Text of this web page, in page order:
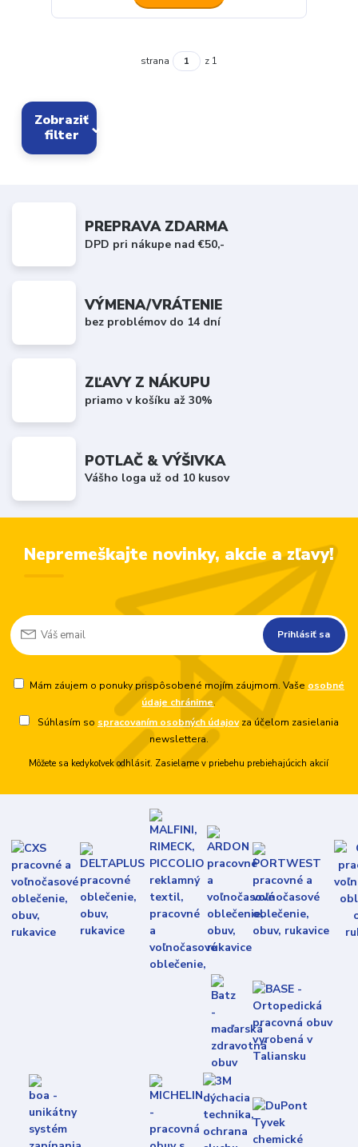
strana z 1
Zobraziť
filter
PREPRAVA ZDARMA
DPD pri nákupe nad €50,-
VÝMENA/VRÁTENIE
bez problémov do 14 dní
ZĽAVY Z NÁKUPU
priamo v košíku až 30%
POTLAČ & VÝŠIVKA
Vášho loga už od 10 kusov
Nepremeškajte novinky, akcie a zľavy!
Prihlásiť sa
Mám záujem o ponuky prispôsobené mojím záujmom. Vaše osobné
údaje chránime.
Súhlasím so spracovaním osobných údajovza účelom zasielania
newslettera.
Môžete sa kedykoľvek odhlásiť. Zasielame v priebehu prebiehajúcich akcií